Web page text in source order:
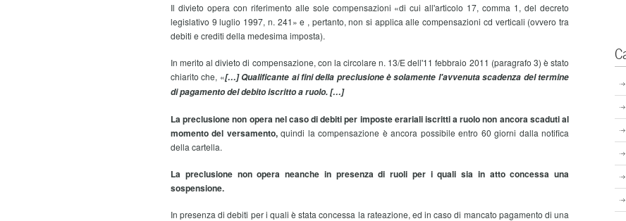
Il divieto opera con riferimento alle sole compensazioni «di cui all'articolo 17, comma 1, del decreto
legislativo 9 luglio 1997, n. 241» e , pertanto, non si applica alle compensazioni cd verticali (ovvero tra
debiti e crediti della medesima imposta).
In merito al divieto di compensazione, con la circolare n. 13/E dell'11 febbraio 2011 (paragrafo 3) è stato
chiarito che, «[…] Qualificante ai fini della preclusione è solamente l'avvenuta scadenza del termine
di pagamento del debito iscritto a ruolo. […]
La preclusione non opera nel caso di debiti per imposte erariali iscritti a ruolo non ancora scaduti al
momento del versamento,quindi la compensazione è ancora possibile entro 60 giorni dalla notifica
della cartella.
La preclusione non opera neanche in presenza di ruoli per i quali sia in atto concessa una
sospensione.
In presenza di debiti per i quali è stata concessa la rateazione, ed in caso di mancato pagamento di una